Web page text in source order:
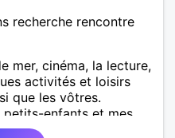
recherche rencontre
mer, cinéma, la lecture,
activités et loisirs
que les vôtres.
petits-enfants et mes
à l’école, pour le